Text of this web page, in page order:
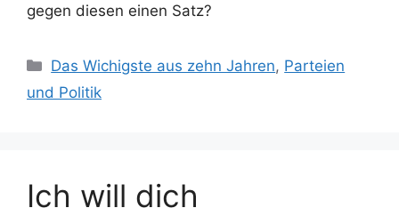
gegen diesen einen Satz?
Kategorien
Das Wichigste aus zehn Jahren, Parteien
und Politik
Ich will dich